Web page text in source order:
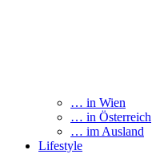
… in Wien
… in Österreich
… im Ausland
Lifestyle